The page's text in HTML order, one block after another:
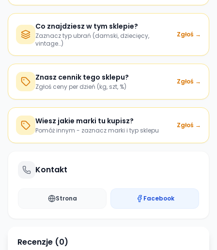
Co znajdziesz w tym sklepie?
Zaznacz typ ubrań (damski, dziecięcy,
vintage…)
Zgłoś →
Znasz cennik tego sklepu?
Zgłoś ceny per dzień (kg, szt, %)
Zgłoś →
Wiesz jakie marki tu kupisz?
Pomóż innym - zaznacz marki i typ sklepu
Zgłoś →
Kontakt
Strona Facebook
Recenzje (0)